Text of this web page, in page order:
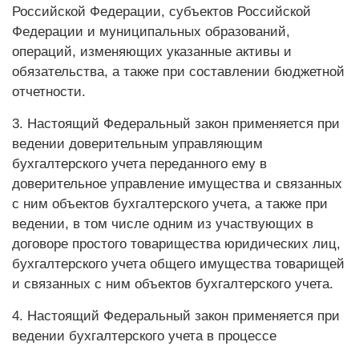
Российской Федерации, субъектов Российской
Федерации и муниципальных образований,
операций, изменяющих указанные активы и
обязательства, а также при составлении бюджетной
отчетности.
3. Настоящий Федеральный закон применяется при
ведении доверительным управляющим
бухгалтерского учета переданного ему в
доверительное управление имущества и связанных
с ним объектов бухгалтерского учета, а также при
ведении, в том числе одним из участвующих в
договоре простого товарищества юридических лиц,
бухгалтерского учета общего имущества товарищей
и связанных с ним объектов бухгалтерского учета.
4. Настоящий Федеральный закон применяется при
ведении бухгалтерского учета в процессе